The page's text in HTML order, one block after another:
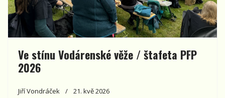
Ve stínu Vodárenské věže / štafeta PFP
2026
Jiří Vondráček 21. kvě 2026